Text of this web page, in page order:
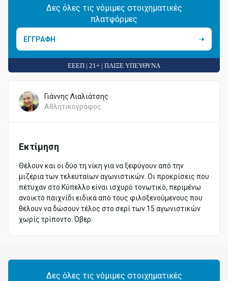
Δες όλες τις νόμιμες στοιχηματικές
πλατφόρμες
ΕΓΓΡΑΦΗ
ΕΕΕΠ | 21+ | ΠΑΙΞΕ ΥΠΕΥΘΥΝΑ
Γιάννης Λιαλιάτσης
Αθλητικογράφος
Εκτίμηση
Θέλουν και οι δύο τη νίκη για να ξεφύγουν από την
μιζέρια των τελευταίων αγωνιστικών. Οι προκρίσεις που
πέτυχαν στο Κύπελλο είναι ισχυρό τονωτικό, περιμένω
ανοικτό παιχνίδι ειδικά από τους φιλοξενούμενους που
θέλουν να δώσουν τέλος στο σερί των 15 αγωνιστικών
χωρίς τρίποντο. Όβερ.
Δες όλες τις νόμιμες στοιχηματικές